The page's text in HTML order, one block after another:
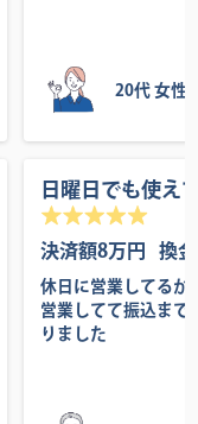
20代 女性
日曜日でも使え
決済額8万円 換
休日に営業してるか
営業してて振込まで
りました